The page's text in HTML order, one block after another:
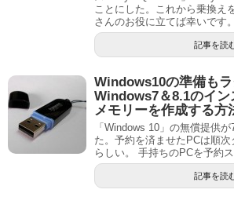
ことにした。これから乗換え
さんのお役に立てば幸いです。
記事を読
Windows10の準備もラ
Windows7＆8.1のイン
メモリーを作成する方
「Windows 10」の無償提供
た。予約を済ませたPCは順
らしい。 手持ちのPCを予約ス
記事を読